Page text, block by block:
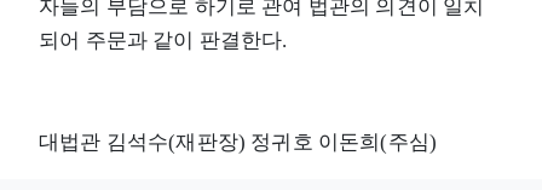
자들의 부담으로 하기로 관여 법관의 의견이 일치
되어 주문과 같이 판결한다.
대법관 김석수(재판장) 정귀호 이돈희(주심)